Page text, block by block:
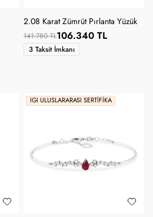
2.08 Karat Zümrüt Pırlanta Yüzük
141.780 TL106.340 TL
3 Taksit İmkanı
IGI ULUSLARARASI SERTIFIKA